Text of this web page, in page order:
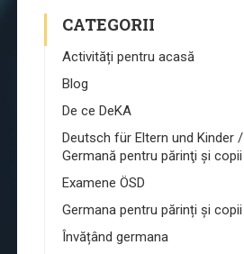
CATEGORII
Activități pentru acasă
Blog
De ce DeKA
Deutsch für Eltern und Kinder /
Germană pentru părinţi şi copii
Examene ÖSD
Germana pentru părinți și copii
Învățând germana